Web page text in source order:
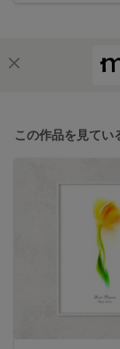
この作品を見てい